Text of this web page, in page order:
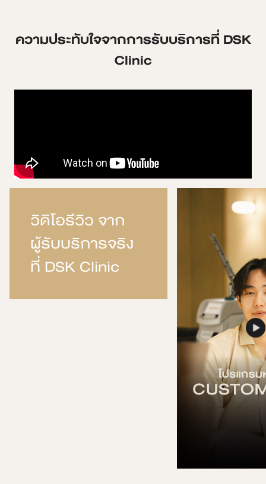
ความประทับใจจากการรับบริการที่ DSK
Clinic
วิดิโอรีวิว จาก
ผู้รับบริการจริง
ที่ DSK Clinic